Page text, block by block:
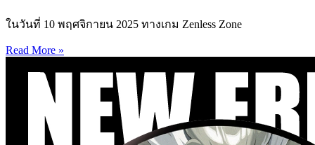
ในวันที่ 10 พฤศจิกายน 2025 ทางเกม Zenless Zone
Read More »